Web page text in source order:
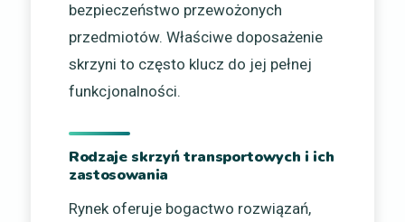
bezpieczeństwo przewożonych
przedmiotów. Właściwe doposażenie
skrzyni to często klucz do jej pełnej
funkcjonalności.
Rodzaje skrzyń transportowych i ich
zastosowania
Rynek oferuje bogactwo rozwiązań,